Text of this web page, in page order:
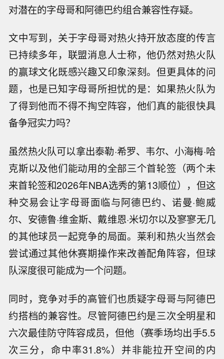
对潜在的字母哥和阿德巴约组合兼容性存疑。
文中写到，关于字母哥对热火持开放态度的传言
已持续多年，联盟消息人士称，他仍然对热火队
的赢球文化既感兴趣又印象深刻。但更具体的问
题，也是已知字母哥所担忧的是：如果热火队为
了得到他而不得不掏空阵容，他们真的能很快具
备争冠实力吗？
虽然热火队可以拿出泰勒·希罗、韦尔、小海梅·哈
克斯以及他们能动用的全部三个首轮签（两个未
来首轮签和2026年NBA选秀的第13顺位），但这
种交易会让字母哥面临与阿德巴约、诺曼·鲍威
尔、安德鲁·维金斯、戴维恩·米切尔以及寥寥无几
的其他球员一起竞争的局面。莱利和热火当然会
尝试通过其他休赛期操作来改善配角阵容，但球
队深度很可能成为一个问题。
同时，竞争对手的高管们也质疑字母哥与阿德巴
约搭档的兼容性。尽管阿德巴约是三次全明星和
六次最佳防守阵容成员，但他（赛季场均出手5.5
次三分，命中率31.8%）并非能拉开空间的内